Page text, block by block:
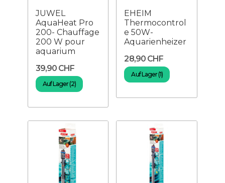
JUWEL
AquaHeat Pro
200- Chauffage
200 W pour
aquarium
39,90 CHF
Auf Lager (2)
EHEIM
Thermocontrol
e 50W-
Aquarienheizer
28,90 CHF
Auf Lager (1)